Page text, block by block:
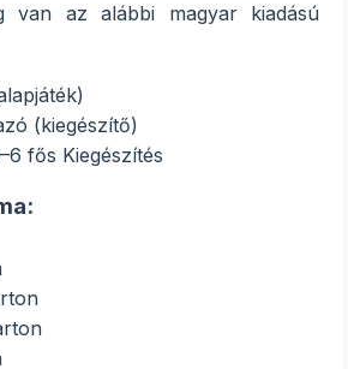
van az alábbi magyar kiadású
(kiegészítő)
fős Kiegészítés